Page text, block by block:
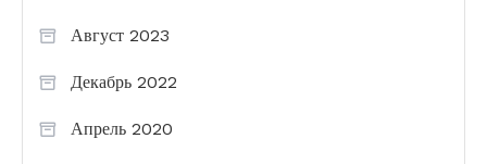
Август 2023
Декабрь 2022
Апрель 2020